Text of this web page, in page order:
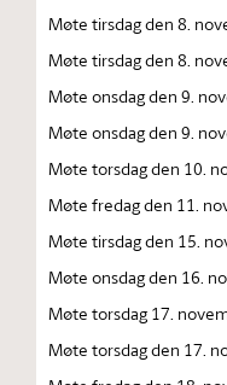
Møte tirsdag den 8.
Møte tirsdag den 8.
Møte onsdag den 9.
Møte onsdag den 9.
Møte torsdag den 10.
Møte fredag den 11.
Møte tirsdag den 15.
Møte onsdag den 16.
Møte torsdag 17.
Møte torsdag den 17.